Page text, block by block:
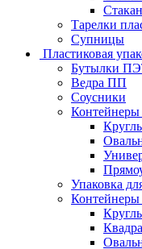
Тарелки
Супницы
Пластиковая
Бутылки
Ведра ПП
Соусники
Контейнеры
Упаковка